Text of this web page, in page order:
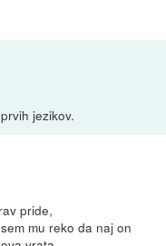
jezikov.
pride,
mu reko da naj on